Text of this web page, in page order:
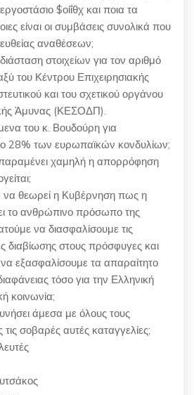
$οίΐθχ και ποια τα
είναι οι συμβάσεις συνολικά που
αναθέσεων;
στοιχείων για τον αριθμό
του Κέντρου Επιχειρησιακής
και του σχετικού οργάνου
Άμυνας (ΚΕΣΟΔΠ).
του κ. Βουδούρη για
28% των ευρωπαϊκών κονδυλίων;
χαμηλή η απορρόφηση
να θεωρεί η Κυβέρνηση πως η
το ανθρώπινο πρόσωπο της
να διασφαλίσουμε τις
διαβίωσης στους πρόσφυγες και
εξασφαλίσουμε τα απαραίτητο
τόσο για την Ελληνική
κοινωνία;
άμεσα με όλους τους
σοβαρές αυτές καταγγελίες;